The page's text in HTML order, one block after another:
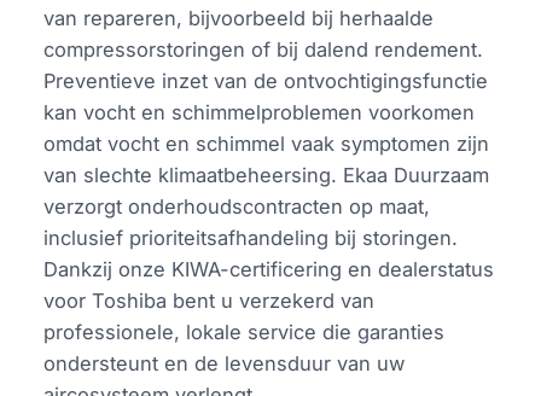
van repareren, bijvoorbeeld bij herhaalde
compressorstoringen of bij dalend rendement.
Preventieve inzet van de ontvochtigingsfunctie
kan vocht en schimmelproblemen voorkomen
omdat vocht en schimmel vaak symptomen zijn
van slechte klimaatbeheersing. Ekaa Duurzaam
verzorgt onderhoudscontracten op maat,
inclusief prioriteitsafhandeling bij storingen.
Dankzij onze KIWA-certificering en dealerstatus
voor Toshiba bent u verzekerd van
professionele, lokale service die garanties
ondersteunt en de levensduur van uw